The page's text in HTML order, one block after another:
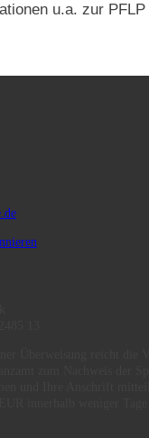
u.a. zur PFLP